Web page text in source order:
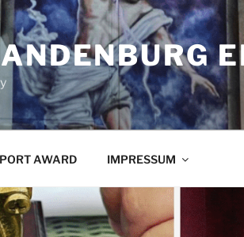
AWARD IMPRESSUM